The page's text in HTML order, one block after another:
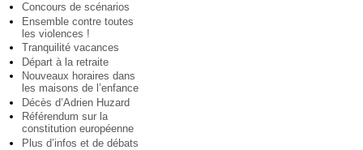
Concours de scénarios
Ensemble contre toutes
les violences !
Tranquilité vacances
Départ à la retraite
Nouveaux horaires dans
les maisons de l’enfance
Décès d’Adrien Huzard
Référendum sur la
constitution européenne
Plus d’infos et de débats